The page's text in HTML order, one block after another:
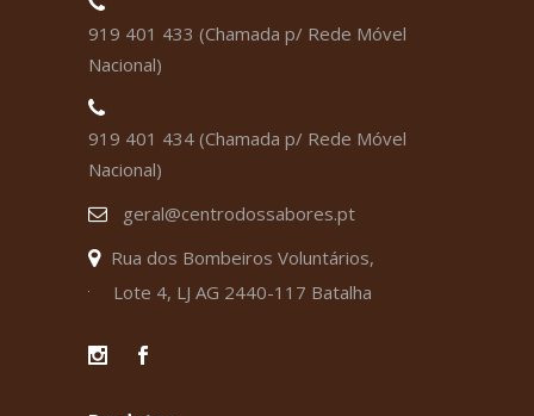
919 401 433 (Chamada p/ Rede Móvel
Nacional)
919 401 434 (Chamada p/ Rede Móvel
Nacional)
geral@centrodossabores.pt
Rua dos Bombeiros Voluntários,
Lote 4, LJ AG 2440-117 Batalha